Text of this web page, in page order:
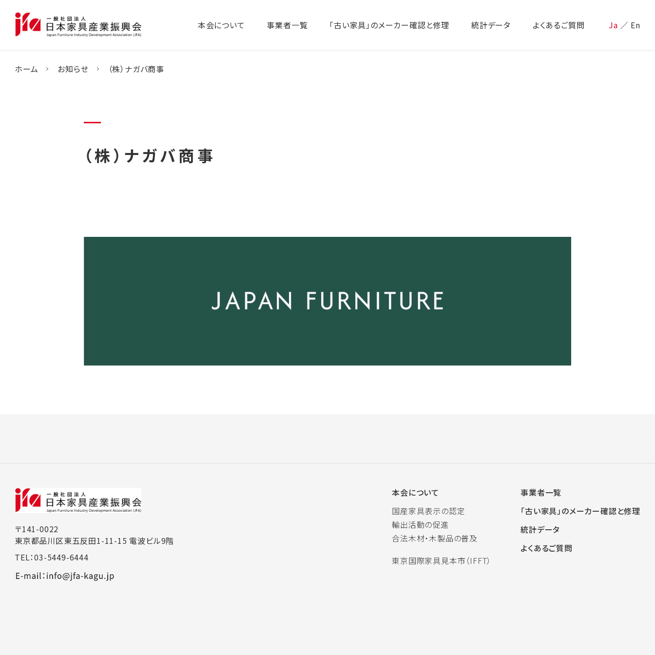
本会について 事業者一覧 「古い家具」のメーカー確認と修理 統計データ よくあるご質問 Ja ／ En
ホーム お知らせ （株）ナガバ商事
（株）ナガバ商事
〒141-0022
東京都品川区東五反田1-11-15 電波ビル9階
TEL：03-5449-6444
本会について
国産家具表示の認定
輸出活動の促進
合法木材・木製品の普及
東京国際家具見本市（IFFT）
事業者一覧
「古い家具」のメーカー確認と修理
統計データ
よくあるご質問